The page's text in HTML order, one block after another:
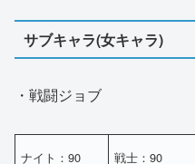
サブキャラ(女キャラ)
・戦闘ジョブ
ナイト：90 戦士：90